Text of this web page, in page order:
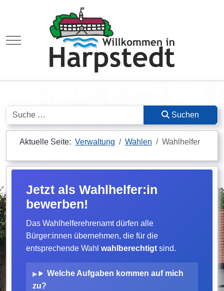
Mobile Menu Toggle
Suchen Suchen
Aktuelle Seite: Verwaltung Wahlen Wahlhelfer
Jetzt als Wahlhelfer:in
bewerben!
Das Wahlhelferehrenamt dürfen alle
Bürger:innen übernehmen, die für die
entsprechende Wahl wahlberechtigtsind.
Welche Aufgaben kommen auf mich
zu?